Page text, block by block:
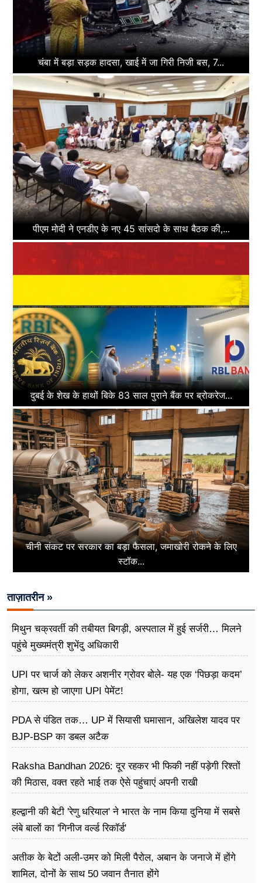
चंबा में बड़ा सड़क हादसा, खाई में जा गिरी निजी बस, 7...
पीएम मोदी ने एनडीए के नए 45 सांसदो के साथ बैठक की,...
दुबई के शेख के हाथों बिके 83 साल पुराने बैंक पर ब्रोकरेज...
चीनी संकट पर सरकार का बड़ा फैसला, जमाखोरी रोकने के लिए
स्टॉक...
ताज़ातरीन »
मिथुन चक्रवर्ती की तबीयत बिगड़ी, अस्पताल में हुई सर्जरी… मिलने
पहुंचे मुख्यमंत्री शुभेंदु अधिकारी
UPI पर चार्ज को लेकर अशनीर ग्रोवर बोले- यह एक ‘पिछड़ा कदम’
होगा, खत्म हो जाएगा UPI पेमेंट!
PDA से पंडित तक… UP में सियासी घमासान, अखिलेश यादव पर
BJP-BSP का डबल अटैक
Raksha Bandhan 2026: दूर रहकर भी फिकी नहीं पड़ेगी रिश्तों
की मिठास, वक्त रहते भाई तक ऐसे पहुंचाएं अपनी राखी
हल्द्वानी की बेटी 'रेणु धरियाल' ने भारत के नाम किया दुनिया में सबसे
लंबे बालों का 'गिनीज वर्ल्ड रिकॉर्ड'
अतीक के बेटों अली-उमर को मिली पैरोल, अबान के जनाजे में होंगे
शामिल, दोनों के साथ 50 जवान तैनात होंगे